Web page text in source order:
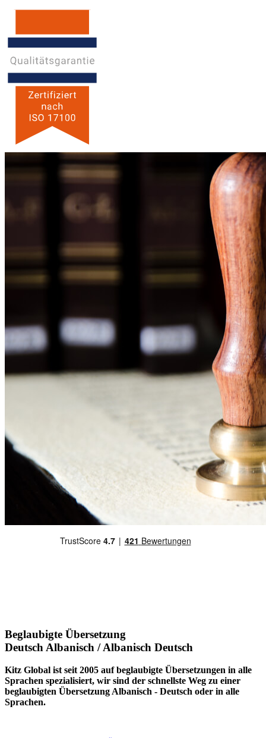
Beglaubigte Übersetzung
Deutsch Albanisch / Albanisch Deutsch
Kitz Global ist seit 2005 auf beglaubigte Übersetzungen in alle
Sprachen spezialisiert, wir sind der schnellste Weg zu einer
beglaubigten Übersetzung Albanisch - Deutsch oder in alle
Sprachen.